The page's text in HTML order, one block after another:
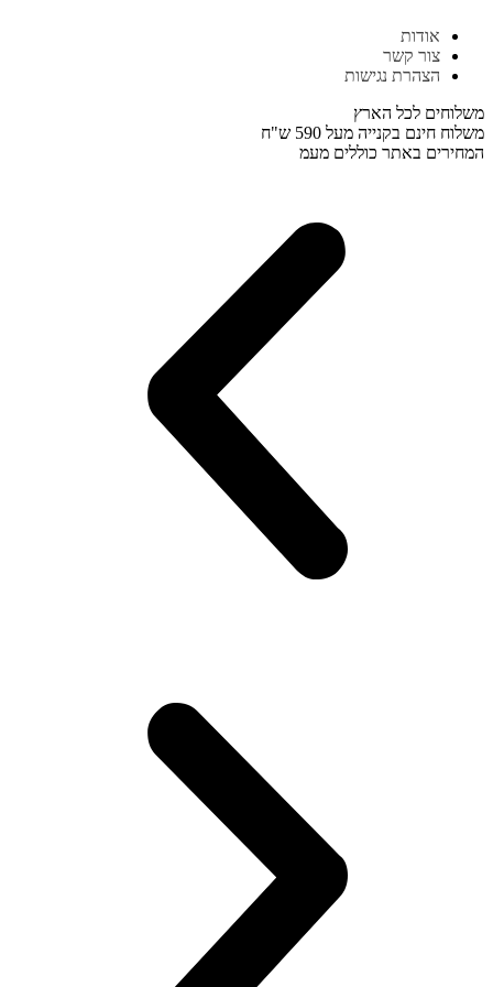
לתוכן
אודות
צור קשר
הצהרת נגישות
משלוחים לכל הארץ
משלוח חינם בקנייה מעל 590 ש"ח
המחירים באתר כוללים מעמ